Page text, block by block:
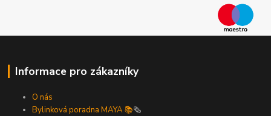
Informace pro zákazníky
O nás
Bylinková poradna MAYA 📚🗞️